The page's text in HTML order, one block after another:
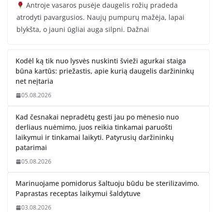
Antroje vasaros pusėje daugelis rožių pradeda
atrodyti pavargusios. Naujų pumpurų mažėja, lapai
blykšta, o jauni ūgliai auga silpni. Dažnai
Kodėl ką tik nuo lysvės nuskinti švieži agurkai staiga
būna kartūs: priežastis, apie kurią daugelis daržininkų
net neįtaria
05.08.2026
Kad česnakai nepradėtų gesti jau po mėnesio nuo
derliaus nuėmimo, juos reikia tinkamai paruošti
laikymui ir tinkamai laikyti. Patyrusių daržininkų
patarimai
05.08.2026
Marinuojame pomidorus šaltuoju būdu be sterilizavimo.
Paprastas receptas laikymui šaldytuve
03.08.2026